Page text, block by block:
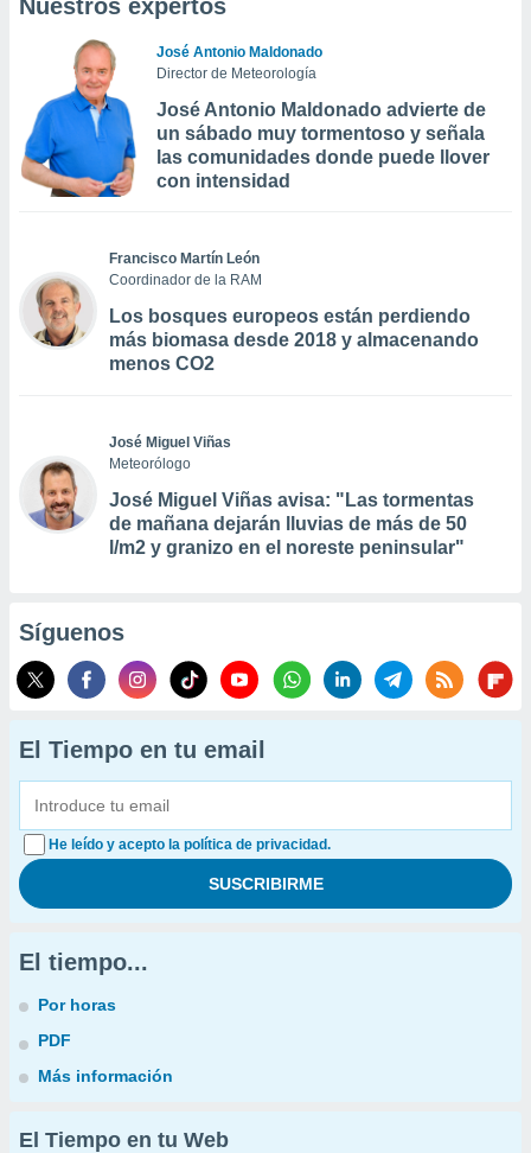
Nuestros expertos
José Antonio Maldonado
Director de Meteorología
José Antonio Maldonado advierte de
un sábado muy tormentoso y señala
las comunidades donde puede llover
con intensidad
Francisco Martín León
Coordinador de la RAM
Los bosques europeos están perdiendo
más biomasa desde 2018 y almacenando
menos CO2
José Miguel Viñas
Meteorólogo
José Miguel Viñas avisa: "Las tormentas
de mañana dejarán lluvias de más de 50
l/m2 y granizo en el noreste peninsular"
Síguenos
El Tiempo en tu email
He leído y acepto la política de privacidad.
El tiempo...
Por horas
PDF
Más información
El Tiempo en tu Web